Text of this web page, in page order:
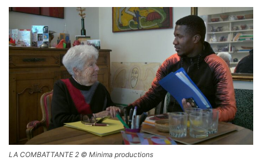
LA COMBATTANTE 2 © Minima productions